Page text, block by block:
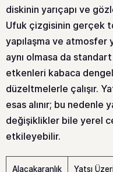
diskinin yarıçapı ve
Ufuk çizgisinin gerçek
yapılaşma ve
aynı olmasa da
etkenleri kabaca
düzeltmelerle çalışır.
esas alınır; bu nedenle
değişiklikler bile yerel
etkileyebilir.
Alacakaranlık Yatsı